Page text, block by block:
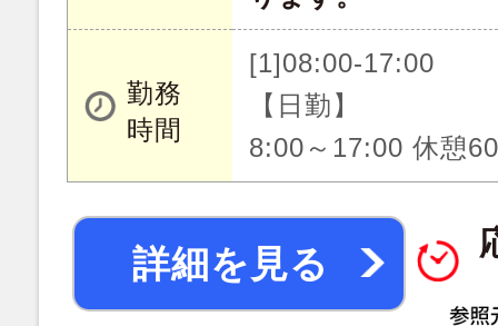
勤務
時間
[1]08:00-17:00
【日勤】
8:00～17:00 休憩
詳細を見る